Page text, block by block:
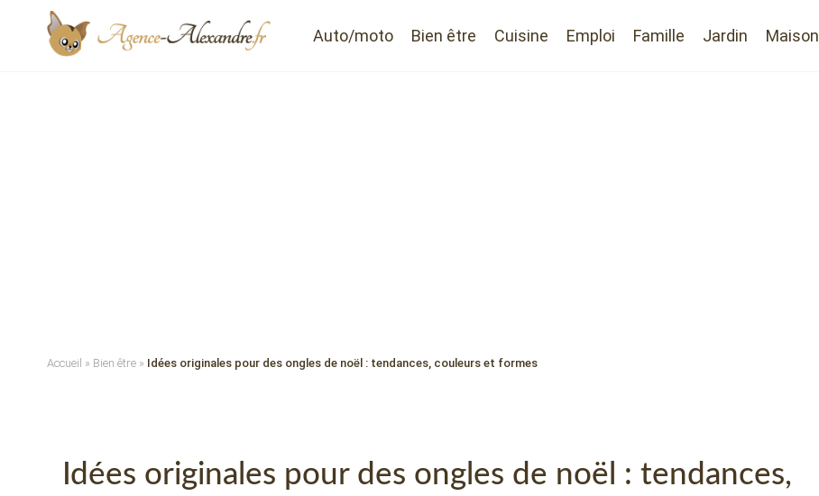
Auto/moto Bien être Cuisine Emploi Famille Jardin Maison
Accueil » Bien être » Idées originales pour des ongles de noël : tendances, couleurs et formes
Idées originales pour des ongles de noël : tendances,